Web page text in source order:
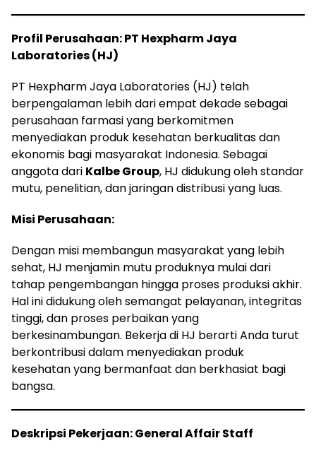
Profil Perusahaan: PT Hexpharm Jaya
Laboratories (HJ)
PT Hexpharm Jaya Laboratories (HJ) telah
berpengalaman lebih dari empat dekade sebagai
perusahaan farmasi yang berkomitmen
menyediakan produk kesehatan berkualitas dan
ekonomis bagi masyarakat Indonesia. Sebagai
anggota dari Kalbe Group, HJ didukung oleh standar
mutu, penelitian, dan jaringan distribusi yang luas.
Misi Perusahaan:
Dengan misi membangun masyarakat yang lebih
sehat, HJ menjamin mutu produknya mulai dari
tahap pengembangan hingga proses produksi akhir.
Hal ini didukung oleh semangat pelayanan, integritas
tinggi, dan proses perbaikan yang
berkesinambungan. Bekerja di HJ berarti Anda turut
berkontribusi dalam menyediakan produk
kesehatan yang bermanfaat dan berkhasiat bagi
bangsa.
Deskripsi Pekerjaan: General Affair Staff